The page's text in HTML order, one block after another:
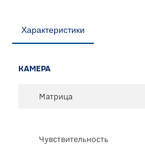
Характеристики
КАМЕРА
Матрица
Чувствительность